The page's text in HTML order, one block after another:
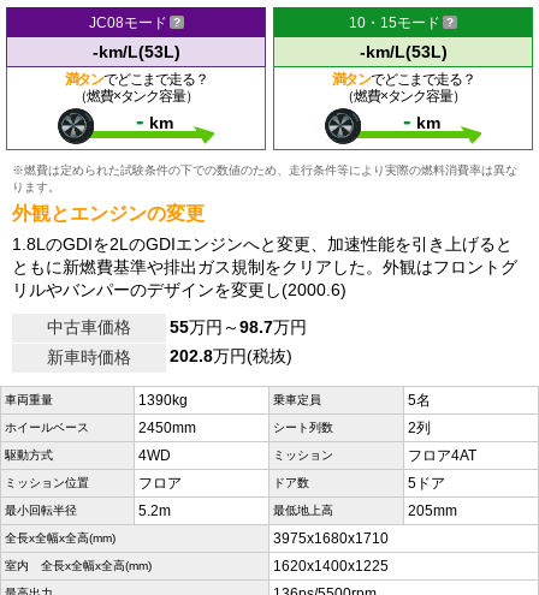
JC08モード
-km/L(53L)
満タンでどこまで走る？
（燃費×タンク容量）
- km
10・15モード
-km/L(53L)
満タンでどこまで走る？
（燃費×タンク容量）
- km
※燃費は定められた試験条件の下での数値のため、走行条件等により実際の燃料消費率は異な
ります。
外観とエンジンの変更
1.8LのGDIを2LのGDIエンジンへと変更、加速性能を引き上げると
ともに新燃費基準や排出ガス規制をクリアした。外観はフロントグ
リルやバンパーのデザインを変更し(2000.6)
中古車価格
55万円～98.7万円
新車時価格
202.8万円(税抜)
車両重量 1390kg 乗車定員 5名
ホイールベース 2450mm シート列数 2列
駆動方式 4WD ミッション フロア4AT
ミッション位置 フロア ドア数 5ドア
最小回転半径 5.2m 最低地上高 205mm
全長x全幅x全高(mm) 3975x1680x1710
室内 全長x全幅x全高(mm) 1620x1400x1225